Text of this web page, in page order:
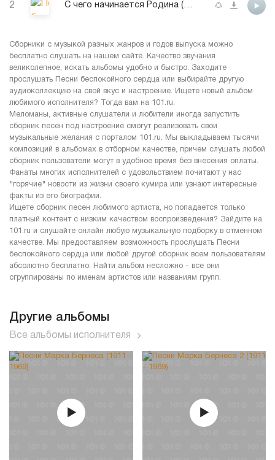
2 С чего начинается Родина (Remastered)
Сборники с музыкой разных жанров и годов выпуска можно
бесплатно слушать на нашем сайте. Качество звучания
великолепное, искать альбомы удобно и быстро. Заходите
прослушать Песни беспокойного сердца или выбирайте другую
аудиоколлекцию на свой вкус и настроение. Ищете новый альбом
любимого исполнителя? Тогда вам на 101.ru.
Меломаны, активные слушатели и любители иногда запустить
сборник песен под настроение смогут реализовать свои
музыкальные желания с порталом 101.ru. Мы выкладываем тысячи
композиций в альбомах в отборном качестве, причем слушать любой
сборник пользователи могут в удобное время без внесения оплаты.
Фанаты многих исполнителей с удовольствием почитают у нас
"горячие" новости из жизни своего кумира или узнают интересные
факты из его биографии.
Ищете сборник песен любимого артиста, но попадается только
платный контент с низким качеством воспроизведения? Зайдите на
101.ru и слушайте онлайн любую музыкальную подборку в отменном
качестве. Мы предоставляем возможность прослушать Песни
беспокойного сердца или любой другой сборник всем пользователям
абсолютно бесплатно. Найти альбом несложно - все они
сгруппированы по именам артистов или названиям групп.
Другие альбомы
Все альбомы исполнителя